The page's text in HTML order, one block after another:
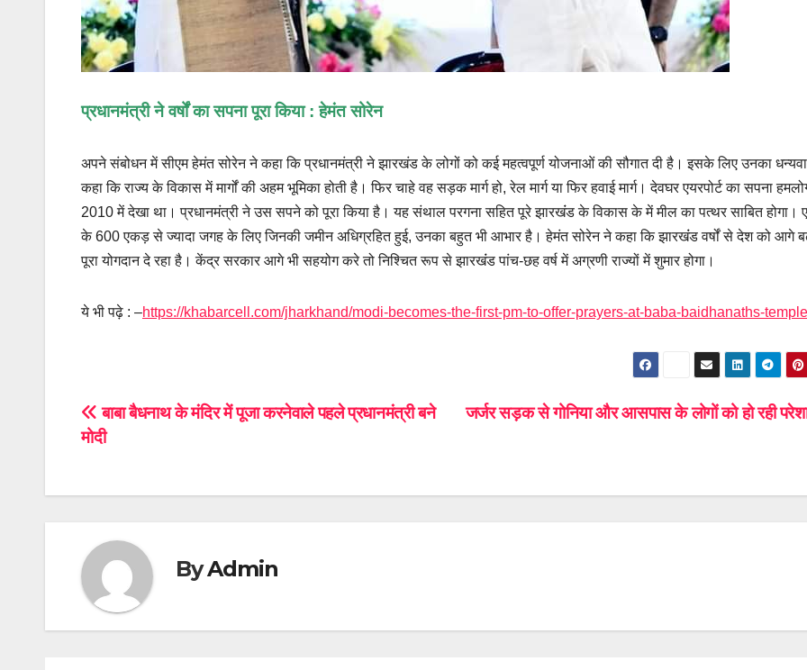
प्रधानमंत्री ने वर्षों का सपना पूरा किया : हेमंत सोरेन
अपने संबोधन में सीएम हेमंत सोरेन ने कहा कि प्रधानमंत्री ने झारखंड के लोगों को कई महत्वपूर्ण योजनाओं की सौगात दी है। इसके लिए उनका
कहा कि राज्य के विकास में मार्गों की अहम भूमिका होती है। फिर चाहे वह सड़क मार्ग हो, रेल मार्ग या फिर हवाई मार्ग। देवघर एयरपोर्ट का सपना
2010 में देखा था। प्रधानमंत्री ने उस सपने को पूरा किया है। यह संथाल परगना सहित पूरे झारखंंड के विकास के में मील का पत्थर साबित होगा।
के 600 एकड़ से ज्यादा जगह के लिए जिनकी जमीन अधिग्रहित हुई, उनका बहुत भी आभार है। हेमंत सोरेन ने कहा कि झारखंंड वर्षों से देश को आगे
पूरा योगदान दे रहा है। केंद्र सरकार आगे भी सहयोग करे तो निश्चित रूप से झारखंंड पांच-छह वर्ष में अग्रणी राज्यों में शुमार होगा।
ये भी पढ़े : –https://khabarcell.com/jharkhand/modi-becomes-the-first-pm-to-offer-prayers-at-baba-baidhanaths-
Post
navigation
जर्जर सड़क से गोनिया और आसपास के लोगों को हो रही
बाबा बैधनाथ के मंदिर में पूजा करनेवाले पहले प्रधानमंत्री बने
मोदी
ByAdmin